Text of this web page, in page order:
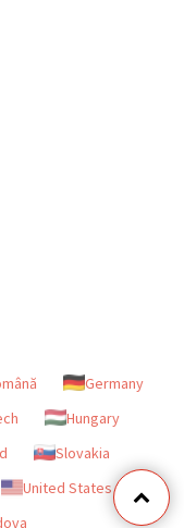
Germany
Hungary
Slovakia
United States